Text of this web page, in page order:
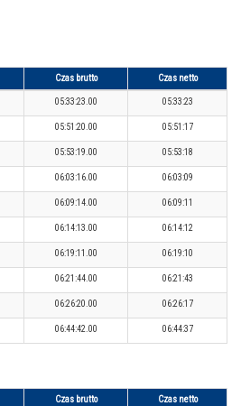
Czas brutto Czas netto
05:33:23.00 05:33:23
05:51:20.00 05:51:17
05:53:19.00 05:53:18
06:03:16.00 06:03:09
06:09:14.00 06:09:11
06:14:13.00 06:14:12
06:19:11.00 06:19:10
06:21:44.00 06:21:43
06:26:20.00 06:26:17
06:44:42.00 06:44:37
Czas brutto Czas netto